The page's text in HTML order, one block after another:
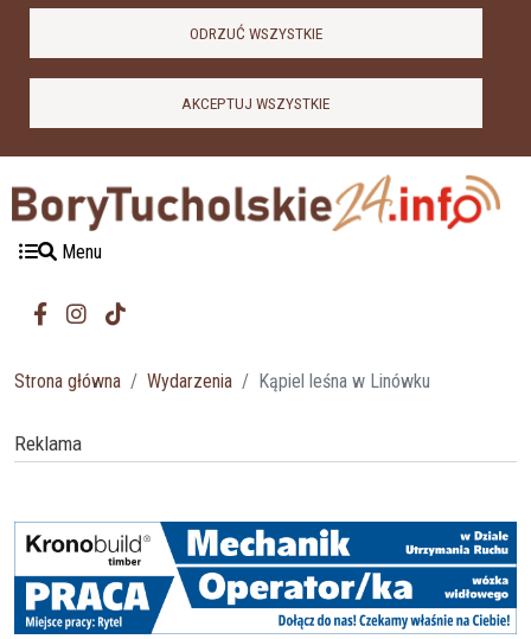
ODRZUĆ WSZYSTKIE
AKCEPTUJ WSZYSTKIE
Menu
Strona główna Wydarzenia Kąpiel leśna w Linówku
Reklama